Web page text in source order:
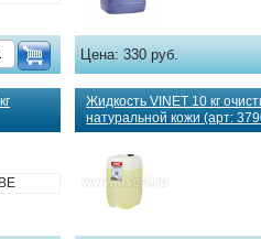
Цена:330 руб.
Жидкость VINET 10 кг
натуральной кожи (арт: